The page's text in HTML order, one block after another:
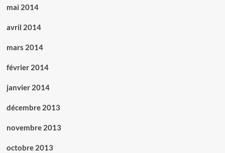
mai 2014
avril 2014
mars 2014
février 2014
janvier 2014
décembre 2013
novembre 2013
octobre 2013